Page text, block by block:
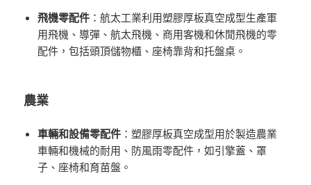
飛機零配件 ：航太工業利用塑膠厚板真空成型生產軍
用飛機、導彈、航太飛機、商用客機和休閒飛機的零
配件，包括頭頂儲物櫃、座椅靠背和托盤桌。
農業
車輛和設備零配件 ：塑膠厚板真空成型用於製造農業
車輛和機械的耐用、防風雨零配件，如引擎蓋、罩
子、座椅和育苗盤。